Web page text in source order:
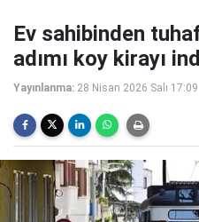
Ev sahibinden
adımı koy kirayı
Yayınlanma: 28 Nisan 2026 Salı 17:09